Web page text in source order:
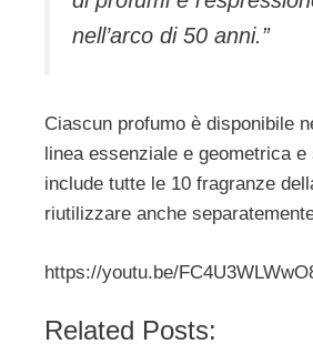
nell’arco di 50 anni.”
Ciascun profumo è disponibile
linea essenziale e geometrica
include tutte le 10 fragranze
riutilizzare anche
https://youtu.be/
Related Posts: